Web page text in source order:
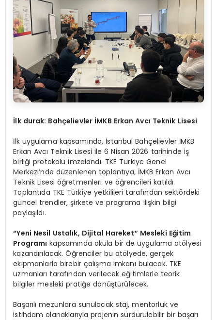
İlk durak: Bahçelievler İMKB Erkan Avcı Teknik Lisesi
İlk uygulama kapsamında, İstanbul Bahçelievler İMKB
Erkan Avcı Teknik Lisesi ile 6 Nisan 2026 tarihinde iş
birliği protokolü imzalandı. TKE Türkiye Genel
Merkezi’nde düzenlenen toplantıya, İMKB Erkan Avcı
Teknik Lisesi öğretmenleri ve öğrencileri katıldı.
Toplantıda TKE Türkiye yetkilileri tarafından sektördeki
güncel trendler, şirkete ve programa ilişkin bilgi
paylaşıldı.
“Yeni Nesil Ustalık, Dijital Hareket” Mesleki Eğitim
Programı kapsamında okula bir de uygulama atölyesi
kazandırılacak. Öğrenciler bu atölyede, gerçek
ekipmanlarla birebir çalışma imkanı bulacak. TKE
uzmanları tarafından verilecek eğitimlerle teorik
bilgiler mesleki pratiğe dönüştürülecek.
Başarılı mezunlara sunulacak staj, mentorluk ve
istihdam olanaklarıyla projenin sürdürülebilir bir başarı